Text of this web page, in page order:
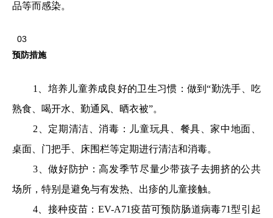
品等而感染。
03
预防措施
1、培养儿童养成良好的卫生习惯：做到“勤洗手、吃
熟食、喝开水、勤通风、晒衣被”。
2、定期清洁、消毒：儿童玩具、餐具、家中地面、
桌面、门把手、床围栏等定期进行清洁和消毒。
3、做好防护：高发季节尽量少带孩子去拥挤的公共
场所，特别是避免与有发热、出疹的儿童接触。
4、接种疫苗：EV-A71疫苗可预防肠道病毒71型引起